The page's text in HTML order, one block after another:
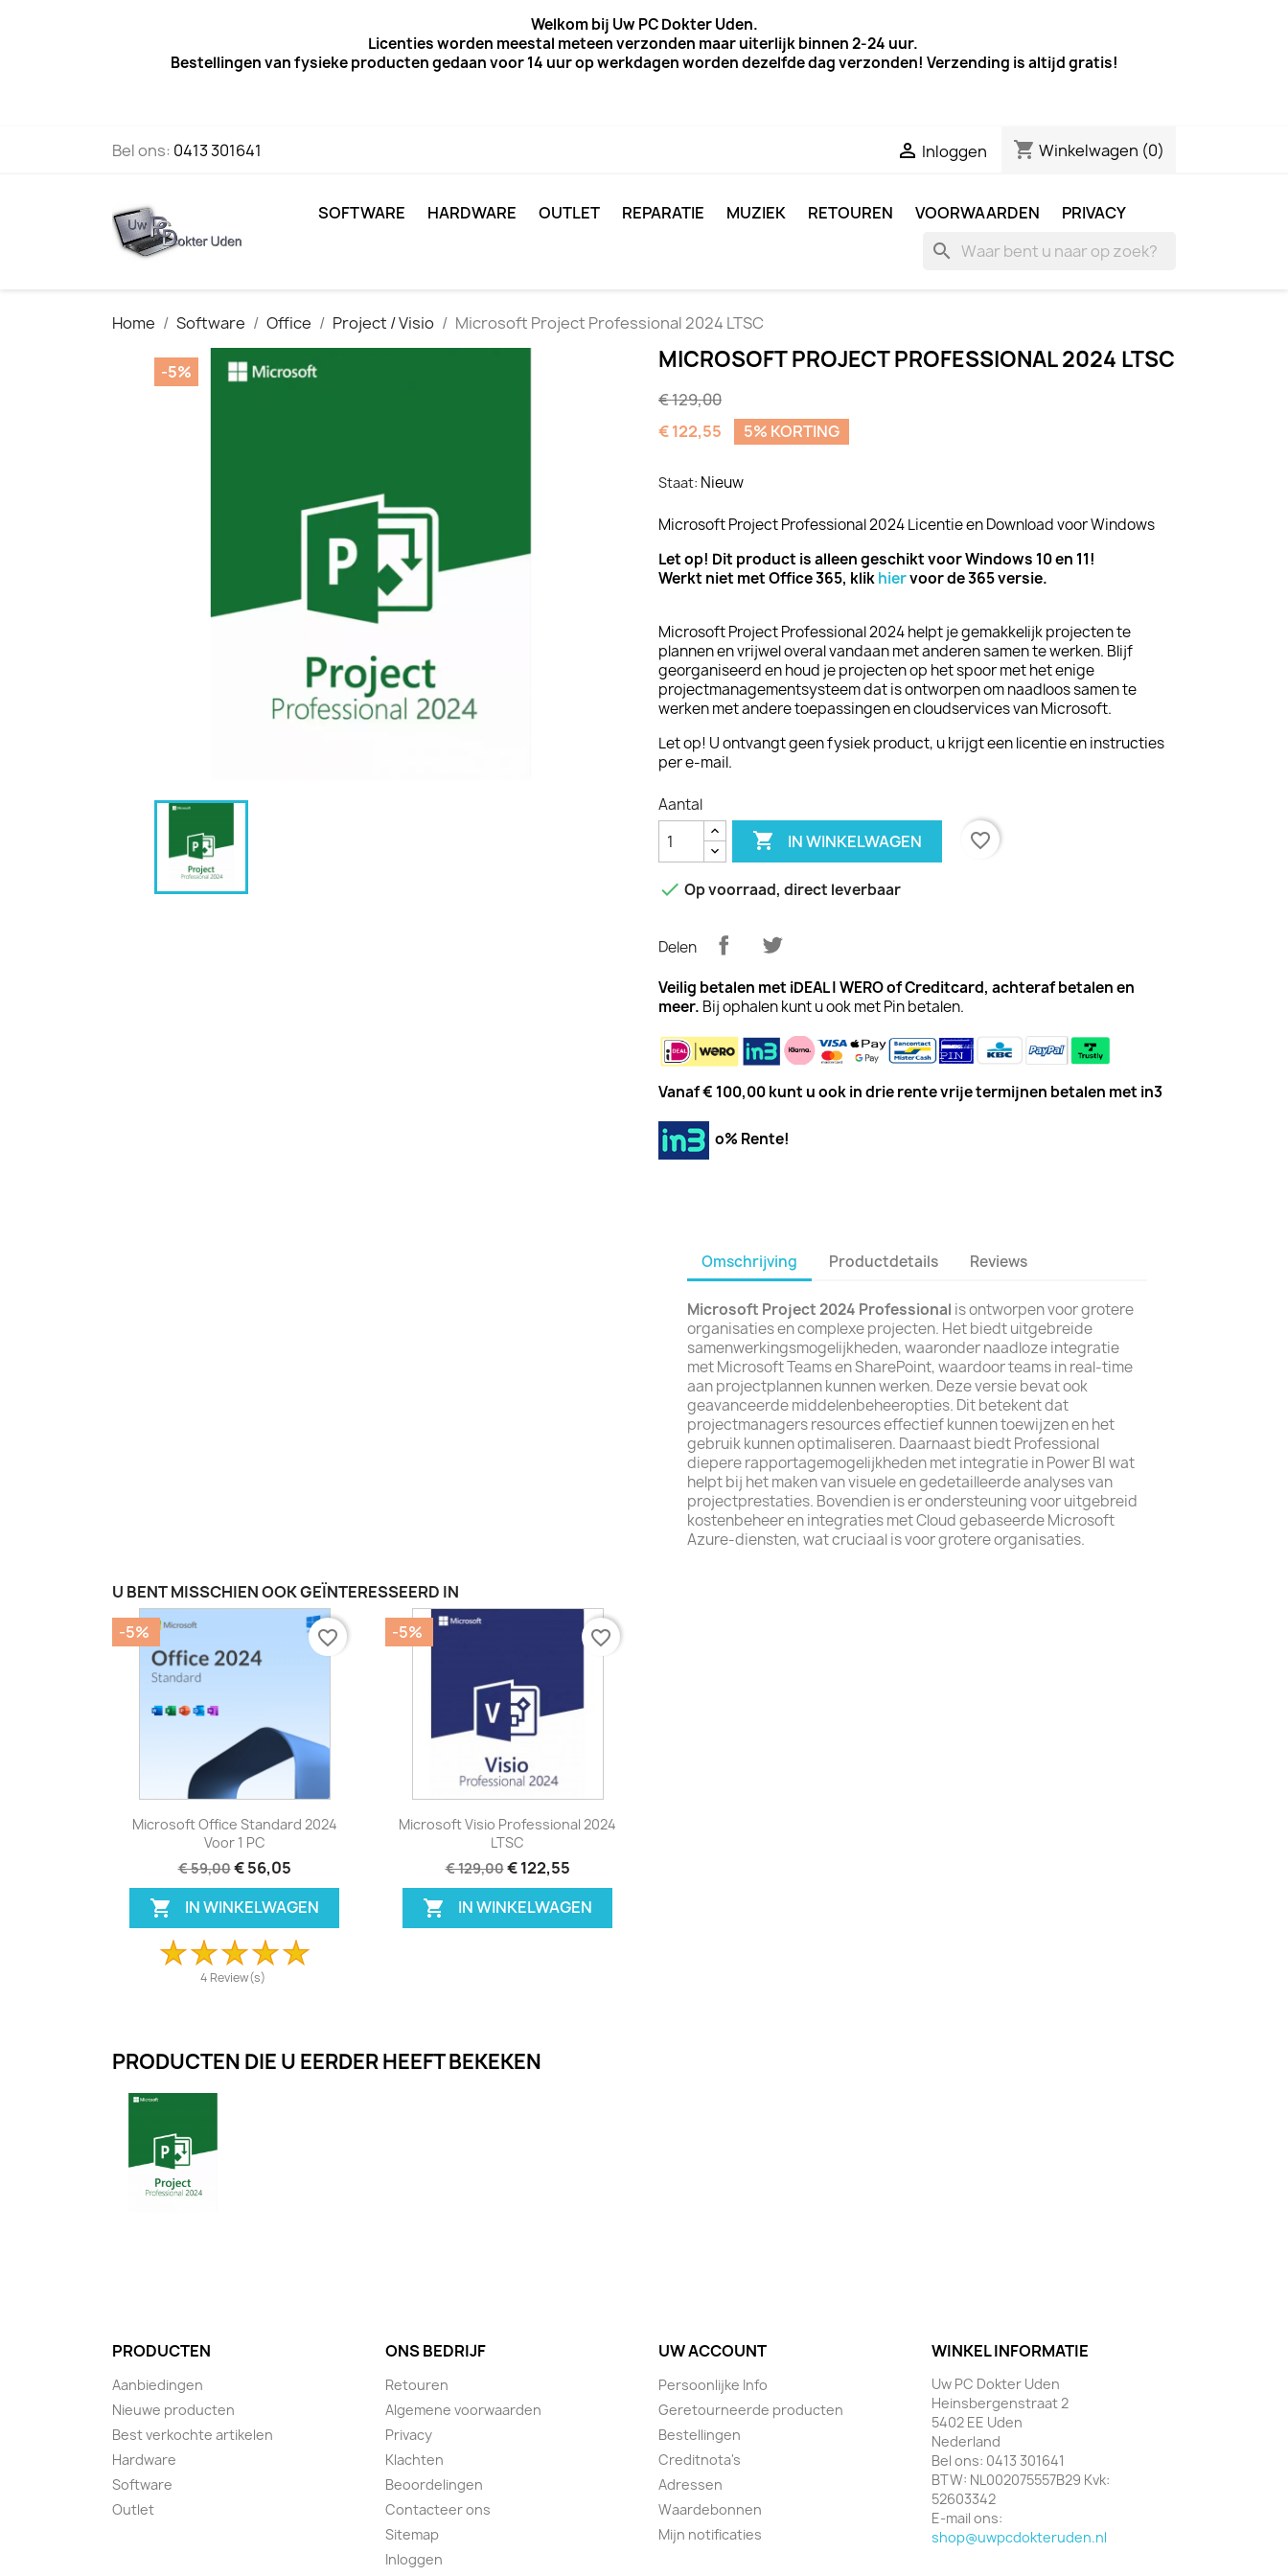
Welkom bij Uw PC Dokter Uden.
Licenties worden meestal meteen verzonden maar uiterlijkbinnen 2-24 uur.
Bestellingen van fysieke producten gedaan voor 14 uur op werkdagen worden dezelfde dag verzonden! Verzending is altijd gratis!
Bel ons: 0413 301641  Inloggen shopping_cart Winkelwagen (0)
SOFTWARE HARDWARE OUTLET REPARATIE MUZIEK RETOUREN VOORWAARDEN PRIVACY
search
Home Software Office Project / Visio Microsoft Project Professional 2024 LTSC
-5% MICROSOFT PROJECT PROFESSIONAL 2024 LTSC
€ 129,00
€ 122,55
5% KORTING
Staat: Nieuw
Microsoft Project Professional 2024 Licentie en Download voor Windows
Let op! Dit product is alleen geschikt voor Windows 10 en 11!
Werkt niet met Office 365, klikhiervoor de 365 versie.
Microsoft Project Professional 2024 helpt je gemakkelijk projecten te
plannen en vrijwel overal vandaan met anderen samen te werken. Blijf
georganiseerd en houd je projecten op het spoor met het enige
projectmanagementsysteem dat is ontworpen om naadloos samen te
werken met andere toepassingen en cloudservices van Microsoft.
Let op! U ontvangt geen fysiek product, u krijgt een licentie en instructies
per e-mail.
Aantal
 IN WINKELWAGEN favorite_border
 Op voorraad, direct leverbaar
Delen
Veilig betalen met iDEAL | WERO of Creditcard, achteraf betalenen
meer. Bij ophalen kunt u ook met Pin betalen.
Vanaf € 100,00 kunt u ook in drie rente vrije termijnen betalen met in3
o% Rente!
Omschrijving Productdetails Reviews
Microsoft Project 2024 Professional is ontworpen voor grotere
organisaties en complexe projecten. Het biedt uitgebreide
samenwerkingsmogelijkheden, waaronder naadloze integratie
met Microsoft Teams en SharePoint, waardoor teams in real-time
aan projectplannen kunnen werken. Deze versie bevat ook
geavanceerde middelenbeheeropties. Dit betekent dat
projectmanagers resources effectief kunnen toewijzen en het
gebruik kunnen optimaliseren. Daarnaast biedt Professional
diepere rapportagemogelijkheden met integratie in Power BI wat
helpt bij het maken van visuele en gedetailleerde analyses van
projectprestaties. Bovendien is er ondersteuning voor uitgebreid
kostenbeheer en integraties met Cloud gebaseerde Microsoft
Azure-diensten, wat cruciaal is voor grotere organisaties.
U BENT MISSCHIEN OOK GEÏNTERESSEERD IN
Bekijk product
Microsoft Office Standard 2024
Voor 1 PC
€ 59,00€ 56,05
 IN WINKELWAGEN
4 Review(s)
-5% favorite_border
Bekijk product
Microsoft Visio Professional 2024
LTSC
€ 129,00€ 122,55
 IN WINKELWAGEN
-5% favorite_border
PRODUCTEN DIE U EERDER HEEFT BEKEKEN
PRODUCTEN
Aanbiedingen
Nieuwe producten
Best verkochte artikelen
Hardware
Software
Outlet
ONS BEDRIJF
Retouren
Algemene voorwaarden
Privacy
Klachten
Beoordelingen
Contacteer ons
Sitemap
Inloggen
UW ACCOUNT
Persoonlijke Info
Geretourneerde producten
Bestellingen
Creditnota's
Adressen
Waardebonnen
Mijn notificaties
WINKEL INFORMATIE
Uw PC Dokter Uden
Heinsbergenstraat 2
5402 EE Uden
Nederland
Bel ons: 0413 301641
BTW: NL002075557B29 Kvk:
52603342
E-mail ons:
shop@uwpcdokteruden.nl